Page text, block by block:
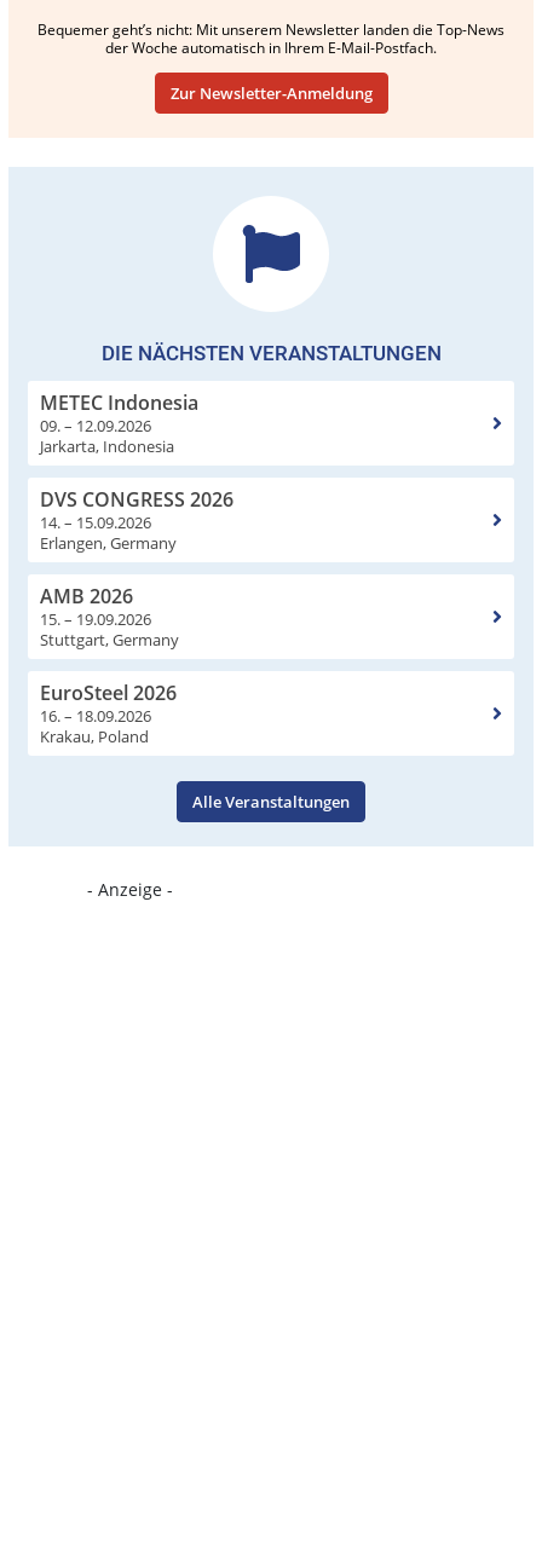
Bequemer geht’s nicht: Mit unserem Newsletter landen die Top-News
der Woche automatisch in Ihrem E-Mail-Postfach.
Zur Newsletter-Anmeldung
DIE NÄCHSTEN VERANSTALTUNGEN
METEC Indonesia
09. – 12.09.2026
Jarkarta, Indonesia
DVS CONGRESS 2026
14. – 15.09.2026
Erlangen, Germany
AMB 2026
15. – 19.09.2026
Stuttgart, Germany
EuroSteel 2026
16. – 18.09.2026
Krakau, Poland
Alle Veranstaltungen
- Anzeige -